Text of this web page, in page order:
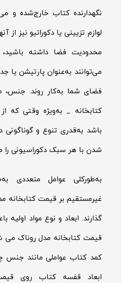
نگهدارنده کتاب خارج‌شده و
لوازم تزیینی یا دکوراتیو نیز از
محدودیت فضا داشته باشید،
می‌توانند به‌عنوان پارتیشن یا
فضای شما به‌کار روند. جنس،
کتابخانه _ به‌ویژه وقتی که از
باشد به‌قدری تنوع و گوناگونی
شدن با هر سبک دکوراسیونی را
به‌طورکلی عوامل متعددی
غیرمستقیم بر قیمت کتابخانه
گذارند. ابعاد و نوع مواد اولیه
قیمت کتابخانه مدل روناک می
کمد کتاب عواملی مانند جنس
ابعاد قفسه کتاب روی